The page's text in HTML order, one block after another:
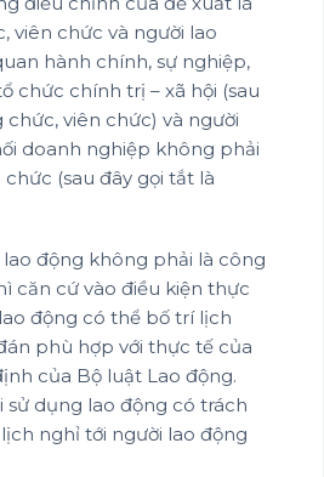
viên chức và người lao
hành chính, sự nghiệp,
chức chính trị – xã hội (sau
viên chức) và người
doanh nghiệp không phải
(sau đây gọi tắt là
động không phải là công
căn cứ vào điều kiện thực
động có thể bố trí lịch
phù hợp với thực tế của
của Bộ luật Lao động.
sử dụng lao động có trách
nghỉ tới người lao động